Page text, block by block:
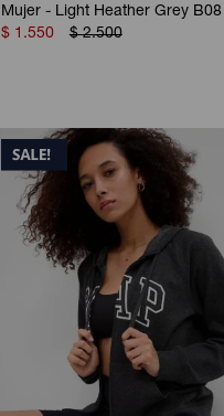
Mujer - Light Heather Grey B08
$ 1.550 $ 2.500